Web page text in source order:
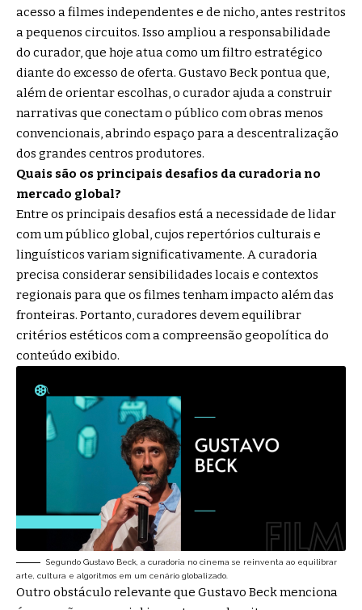
acesso a filmes independentes e de nicho, antes restritos
a pequenos circuitos. Isso ampliou a responsabilidade
do curador, que hoje atua como um filtro estratégico
diante do excesso de oferta. Gustavo Beck pontua que,
além de orientar escolhas, o curador ajuda a construir
narrativas que conectam o público com obras menos
convencionais, abrindo espaço para a descentralização
dos grandes centros produtores.
Quais são os principais desafios da curadoria no
mercado global?
Entre os principais desafios está a necessidade de lidar
com um público global, cujos repertórios culturais e
linguísticos variam significativamente. A curadoria
precisa considerar sensibilidades locais e contextos
regionais para que os filmes tenham impacto além das
fronteiras. Portanto, curadores devem equilibrar
critérios estéticos com a compreensão geopolítica do
conteúdo exibido.
Segundo Gustavo Beck, a curadoria no cinema se reinventa ao equilibrar
arte, cultura e algoritmos em um cenário globalizado.
Outro obstáculo relevante que Gustavo Beck menciona